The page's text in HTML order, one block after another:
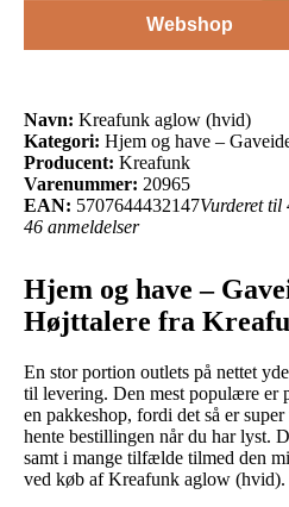
Webshop
Navn: Kreafunk aglow (hvid)
Kategori: Hjem og have –
Producent: Kreafunk
Varenummer: 20965
EAN: 5707644432147Vurderet til
46 anmeldelser
Hjem og have –
Højttalere fra
En stor portion outlets på nettet
til levering. Den mest populære er
en pakkeshop, fordi det så er
hente bestillingen når du har lyst.
samt i mange tilfælde tilmed den
ved køb af Kreafunk aglow (hvid).